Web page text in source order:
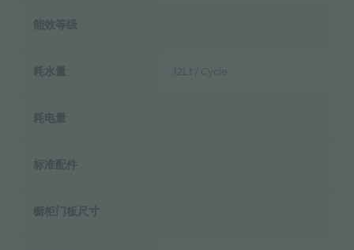
能效等级
耗水量 12Lt / Cycle
耗电量
标准配件
橱柜门板尺寸